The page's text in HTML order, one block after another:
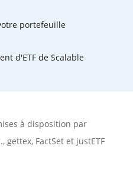
portefeuille
d'ETF de Scalable
à disposition par
, gettex, FactSet et justETF